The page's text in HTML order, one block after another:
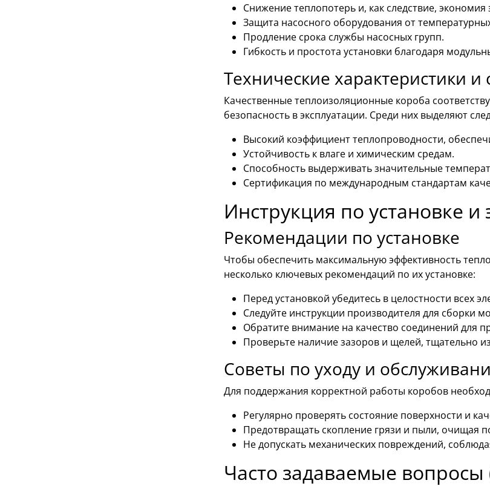
Снижение теплопотерь и, как следствие, экономия
Защита насосного оборудования от
Продление срока службы насосных групп.
Гибкость и простота установки благодаря
Технические характеристики и
Качественные теплоизоляционные короба
безопасность в эксплуатации. Среди них выделяют
Высокий коэффициент теплопроводности,
Устойчивость к влаге и химическим средам.
Способность выдерживать значительные
Сертификация по международным стандартам
Инструкция по установке и
Рекомендации по установке
Чтобы обеспечить максимальную эффективность
несколько ключевых рекомендаций по их установке:
Перед установкой убедитесь в целостности всех
Следуйте инструкции производителя для сборки
Обратите внимание на качество соединений для
Проверьте наличие зазоров и щелей, тщательно
Советы по уходу и
Для поддержания корректной работы коробов
Регулярно проверять состояние поверхности и
Предотвращать скопление грязи и пыли, очищая
Не допускать механических повреждений,
Часто задаваемые вопросы